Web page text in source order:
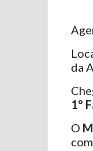
da
1º
O